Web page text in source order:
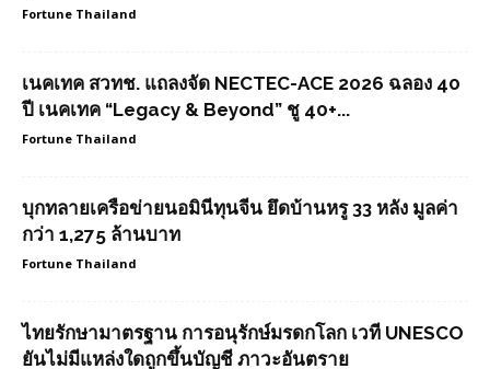
Fortune Thailand
เนคเทค สวทช. แถลงจัด NECTEC-ACE 2026 ฉลอง 40
ปี เนคเทค “Legacy & Beyond” ชู 40+...
Fortune Thailand
บุกทลายเครือข่ายนอมินีทุนจีน ยึดบ้านหรู 33 หลัง มูลค่า
กว่า 1,275 ล้านบาท
Fortune Thailand
ไทยรักษามาตรฐาน การอนุรักษ์มรดกโลก เวที UNESCO
ยันไม่มีแหล่งใดถูกขึ้นบัญชี ภาวะอันตราย